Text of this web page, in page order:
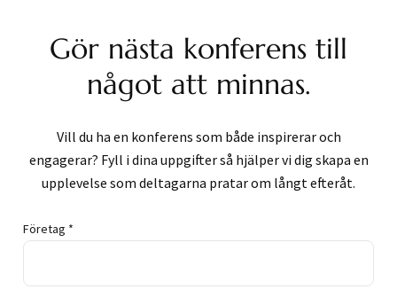
Gör nästa konferens till
något att minnas.
Vill du ha en konferens som både inspirerar och
engagerar? Fyll i dina uppgifter så hjälper vi dig skapa en
upplevelse som deltagarna pratar om långt efteråt.
Företag *